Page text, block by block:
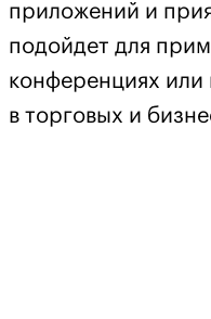
приложений и
подойдет для
конференциях или
в торговых и